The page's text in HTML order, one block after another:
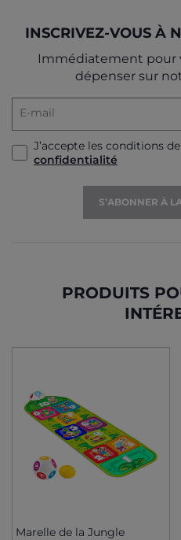
INSCRIVEZ-VOUS À
Immédiatement pour
dépenser sur
E-mail
J’accepte les conditions de
confidentialité
S’ABONNER À
PRODUITS
Marelle de la Jungle